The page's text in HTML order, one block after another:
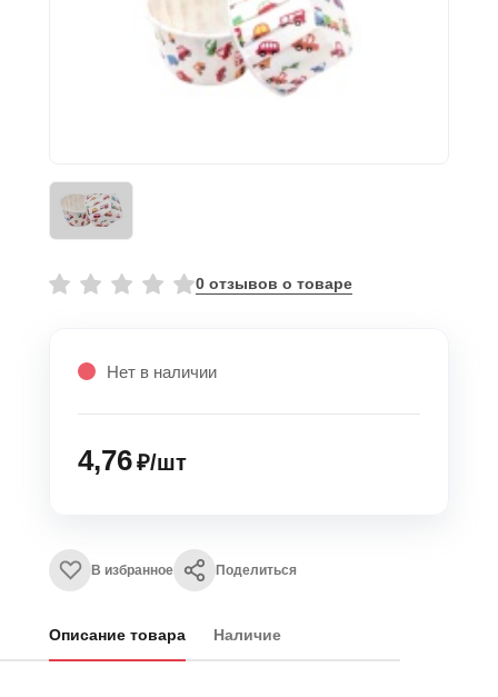
0 отзывов о товаре
Нет в наличии
4,76₽/шт
В избранное Поделиться
Описание товара Наличие